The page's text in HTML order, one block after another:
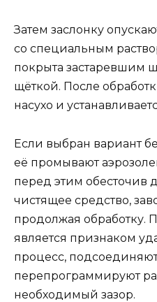
Затем заслонку
со специальным
покрыта застаревшим
щёткой. После
насухо и
Если выбран вариант
её промывают
перед этим обесточив
чистящее средство,
продолжая обработку.
является признаком
процесс,
перепрограммируют
необходимый зазор.